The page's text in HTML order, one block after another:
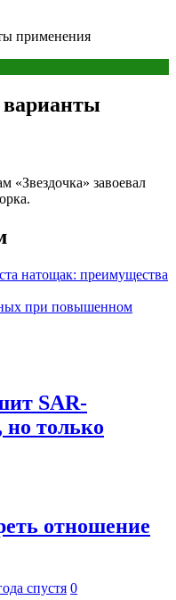
применения
варианты
«Звездочка» завоевал
натощак: преимущества
при повышенном
SAR-
но только
отношение
спустя 0